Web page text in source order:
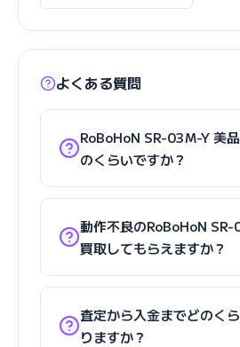
よくある質問
RoBoHoN SR-03M-Y 美
のくらいですか？
動作不良のRoBoHoN
買取してもらえますか？
査定から入金までどのく
りますか？